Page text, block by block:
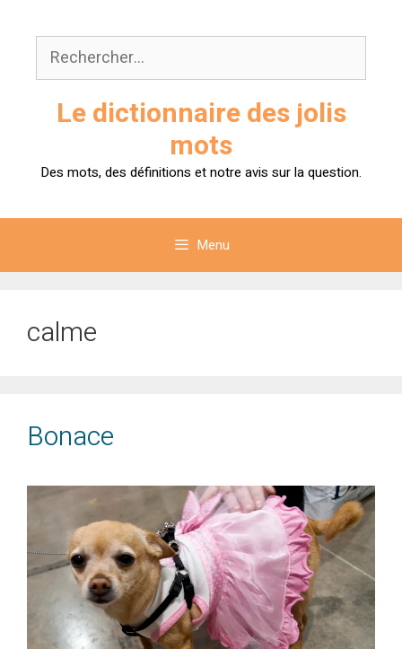
contenu
Rechercher :
Le dictionnaire des jolis
mots
Des mots, des définitions et notre avis sur la question.
Menu
calme
Bonace